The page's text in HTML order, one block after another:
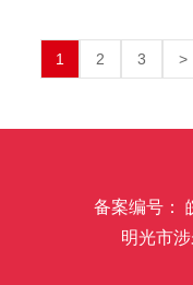
1 2 3 >
备案编号：
明光市